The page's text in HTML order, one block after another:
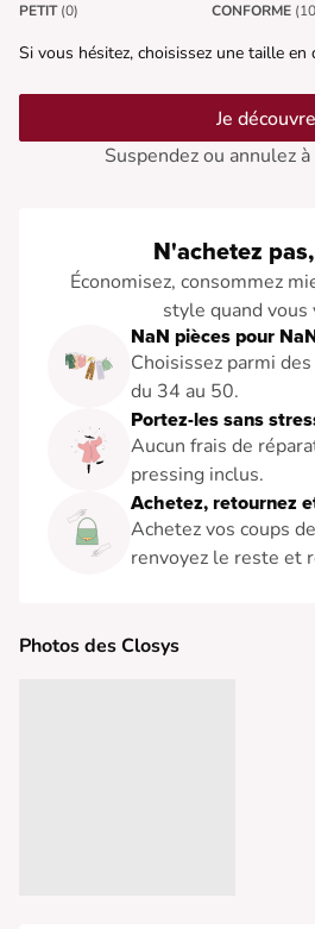
PETIT (0) CONFORME
Si vous hésitez, choisissez une taille en
Je découvre
Suspendez ou annulez
N'achetez
Économisez, consommez
style quand vous
NaN pièces pour
Choisissez parmi
du 34 au 50.
Portez-les sans
Aucun frais de
pressing inclus.
Achetez, retournez
Achetez vos coups
renvoyez le reste et
Photos des Closys